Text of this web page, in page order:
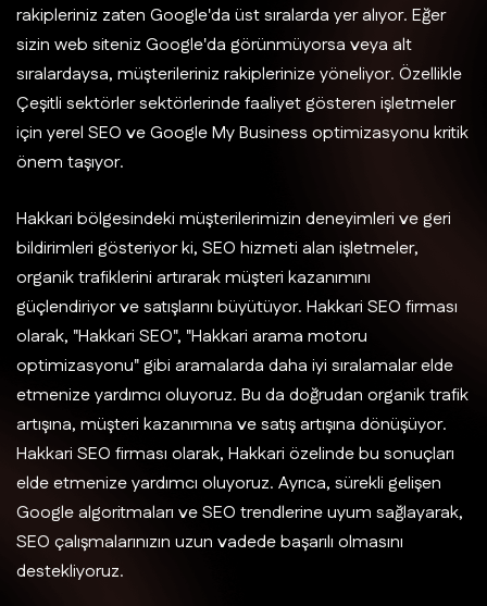
rakipleriniz zaten Google'da üst sıralarda yer alıyor. Eğer
sizin web siteniz Google'da görünmüyorsa veya alt
sıralardaysa, müşterileriniz rakiplerinize yöneliyor. Özellikle
Çeşitli sektörler sektörlerinde faaliyet gösteren işletmeler
için yerel SEO ve Google My Business optimizasyonu kritik
önem taşıyor.
Hakkari bölgesindeki müşterilerimizin deneyimleri ve geri
bildirimleri gösteriyor ki, SEO hizmeti alan işletmeler,
organik trafiklerini artırarak müşteri kazanımını
güçlendiriyor ve satışlarını büyütüyor. Hakkari SEO firması
olarak, "Hakkari SEO", "Hakkari arama motoru
optimizasyonu" gibi aramalarda daha iyi sıralamalar elde
etmenize yardımcı oluyoruz. Bu da doğrudan organik trafik
artışına, müşteri kazanımına ve satış artışına dönüşüyor.
Hakkari SEO firması olarak, Hakkari özelinde bu sonuçları
elde etmenize yardımcı oluyoruz. Ayrıca, sürekli gelişen
Google algoritmaları ve SEO trendlerine uyum sağlayarak,
SEO çalışmalarınızın uzun vadede başarılı olmasını
destekliyoruz.